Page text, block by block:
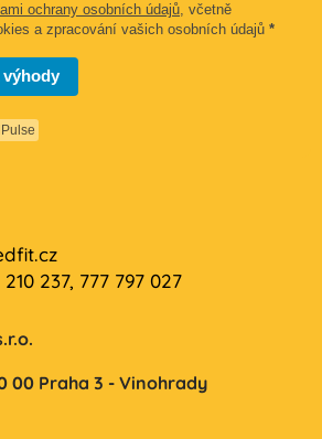
ochrany osobních údajů, včetně
a zpracování vašich osobních údajů *
237, 777 797 027
00 Praha 3 - Vinohrady